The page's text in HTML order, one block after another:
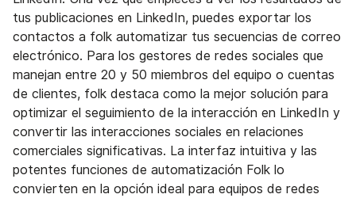
tus publicaciones en LinkedIn, puedes exportar los
contactos a folk automatizar tus secuencias de correo
electrónico. Para los gestores de redes sociales que
manejan entre 20 y 50 miembros del equipo o cuentas
de clientes, folk destaca como la mejor solución para
optimizar el seguimiento de la interacción en LinkedIn y
convertir las interacciones sociales en relaciones
comerciales significativas. La interfaz intuitiva y las
potentes funciones de automatización Folk lo
convierten en la opción ideal para equipos de redes